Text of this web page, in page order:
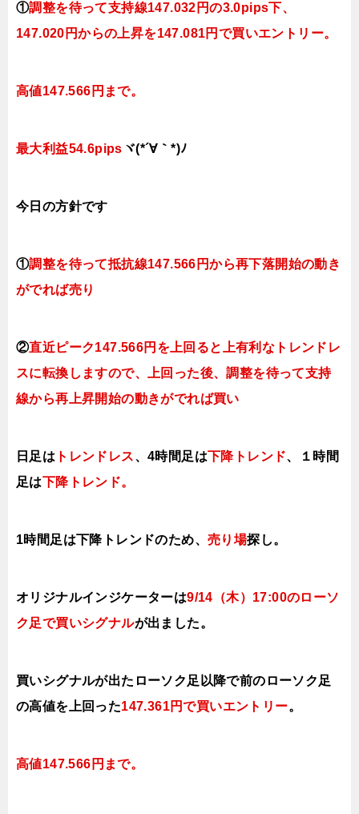
①調整を待って支持線147.032円の3.0pips下、
147.020円からの上昇を147.081円で買いエントリー。
高値147.566円まで。
最大利益54.6pips ヾ(*´∀｀*)ﾉ
今日の方針です
①調整を待って抵抗線147.566円から再下落開始の動き
がでれば売り
②直近ピーク147.566円を上回ると上有利なト レンドレ
スに転換しますので、上回った後、調整を待って支持
線から再上昇開始の動きがでれば買い
日足は トレンドレス、4時間足は下降トレンド、１時間
足は下降トレンド。
1時間足は下降トレンドのため、 売り場探し。
オリジナルインジケーターは9/14（木）17:00のローソ
ク足で買いシグナルが出ました。
買いシグナルが出たローソク足以降で前のローソク足
の高値を上 回った147.361円で買いエントリー。
高値147.566円まで。